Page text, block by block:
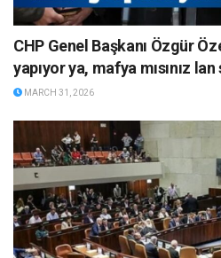
CHP Genel Başkanı Özgür
yapıyor ya, mafya mısınız lan
MARCH 31, 2026